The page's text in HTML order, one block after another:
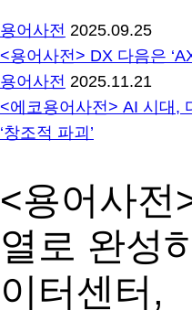
용어사전 2025.09.25
<용어사전> DX 다음은
용어사전 2025.11.21
<에코용어사전> AI 시대,
‘창조적 파괴’
<용어사전
열로 완성
이터센터,